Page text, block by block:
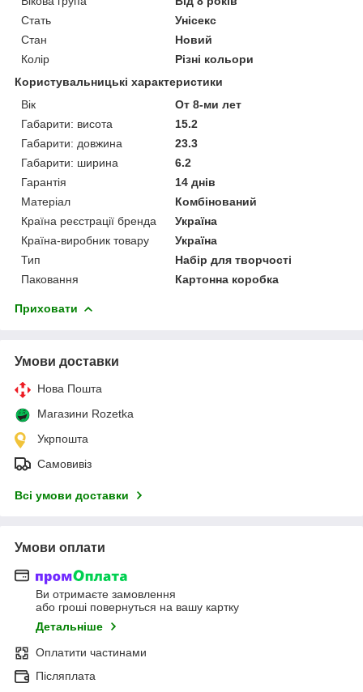
Стать
Унісекс
Стан
Новий
Колір
Різні кольори
Користувальницькі характеристики
Вік
От 8-ми лет
Габарити: висота
15.2
Габарити: довжина
23.3
Габарити: ширина
6.2
Гарантія
14 днів
Матеріал
Комбінований
Країна реєстрації бренда
Україна
Країна-виробник товару
Україна
Тип
Набір для творчості
Паковання
Картонна коробка
Приховати
Умови доставки
Нова Пошта
Магазини Rozetka
Укрпошта
Самовивіз
Всі умови доставки
Умови оплати
Ви отримаєте замовлення
або гроші повернуться на вашу картку
Детальніше
Оплатити частинами
Післяплата